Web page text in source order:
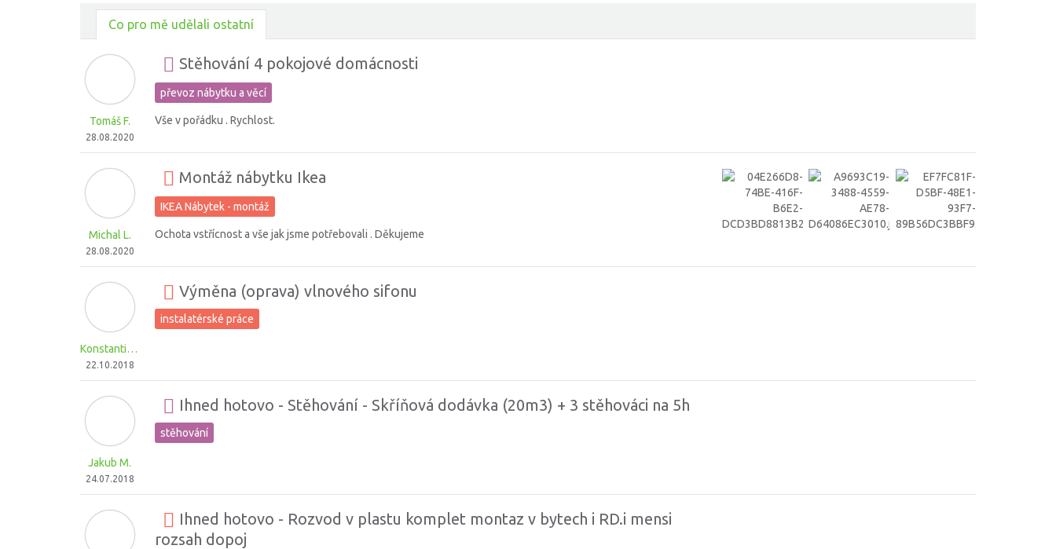
Co pro mě udělali ostatní
Tomáš F.
28.08.2020
Stěhování 4 pokojové domácnosti
převoz nábytku a věcí
Vše v pořádku . Rychlost.
Michal L.
28.08.2020
Montáž nábytku Ikea
IKEA Nábytek - montáž
Ochota vstřícnost a vše jak jsme potřebovali . Děkujeme
Konstantin K.
22.10.2018
Výměna (oprava) vlnového sifonu
instalatérské práce
Jakub M.
24.07.2018
Ihned hotovo - Stěhování - Skříňová dodávka (20m3) + 3 stěhováci na 5h
stěhování
Ihned hotovo - Rozvod v plastu komplet montaz v bytech i RD.i mensi
rozsah dopoj